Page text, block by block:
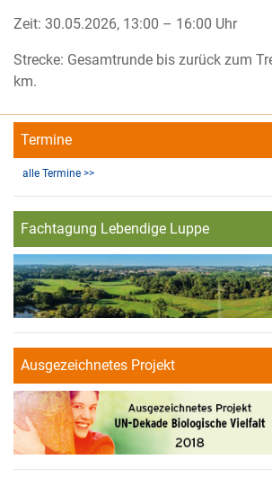
Zeit: 30.05.2026, 13:00 – 16:00 Uhr
Strecke: Gesamtrunde bis zurück zum
km.
Termine
alle Termine >>
Fachtagung Lebendige Luppe
Ausgezeichnetes Projekt